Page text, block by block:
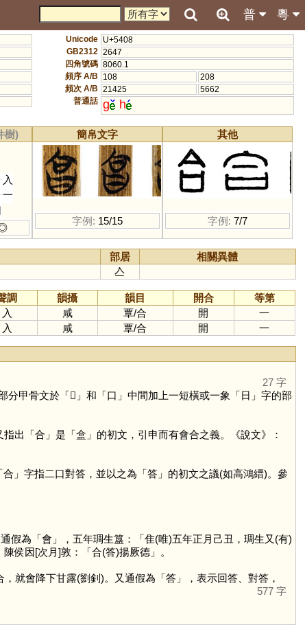
粵
普
Unicode U+5408
GB2312 2647
四角號碼 8060.1
頻序 A/B
108
208
頻次 A/B 21425
5662
普通話 g h
樹)
入
一
簡帛文字
字例: 15/15
其他
字例: 7/7
部居
相關異體
亼
調 韻攝 韻目 開合
等第
入 咸 覃/合 開
一
入 咸 覃/合 開 一
27 字
分甲骨文於「𠓛 」和「口 」中間加上一短橫或一象「日 」字的部
指出「合 」是「盒 」的初文，引申而有會合之義。《說文》：
合 」字指二口對答，並以之為「答」的初文之議(如高鴻縉)。參
假為「會 」，五年琱生簋：「隹(唯)五年正月己丑，琱生又(有)
陳侯因[次月]敦：「合(答)揚厥德」。
就會降下甘露(劉釗)。又通假為「答」，表示回答、對答，
577 字